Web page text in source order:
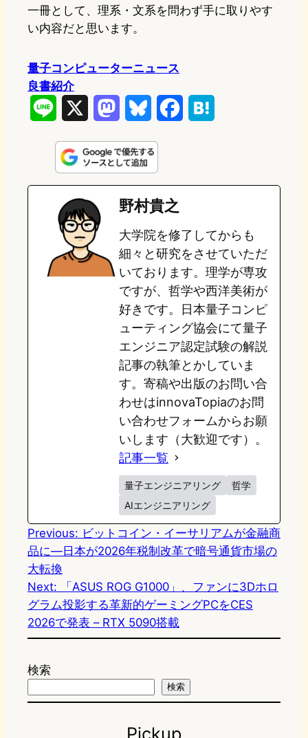
一冊として、理系・文系を問わず手に取りやす
い内容だと思います。
量子コンピューターニュース
良書紹介
n
e
s
t
o
d
o
n
u
e
s
k
y
e
o
o
k
e
a
野村貴之
大学院を修了してからも
細々と研究をさせていただ
いております。理学が専攻
ですが、哲学や西洋美術が
好きです。日本量子コンピ
ューティング協会にて量子
エンジニア認定試験の解説
記事の執筆とかしていま
す。寄稿や出版のお問い合
わせはinnovaTopiaのお問
い合わせフォームからお願
いします（大歓迎です）。
記事一覧
量子エンジニアリング
哲学
AIエンジニアリング
Previous: ビットコイン・イーサリアムが金融商
品に―日本が2026年税制改革で暗号通貨市場の
大転換
Next:
「ASUS ROG G1000」、ファンに3Dホロ
グラム投影する革新的ゲーミングPCをCES
2026で発表 – RTX 5090搭載
検索
検索
Pickup